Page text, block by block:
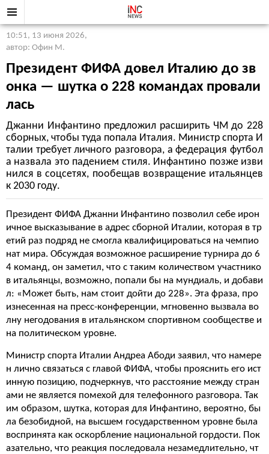
10:51, 13 июня 2026,
автор: Офин М.
Президент ФИФА довел Италию до зв
онка — шутка о 228 командах провали
лась
Джанни Инфантино предложил расширить ЧМ до 228
сборных, чтобы туда попала Италия. Министр спорта И
талии требует личного разговора, а федерация футбол
а назвала это падением стиля. Инфантино позже изви
нился в соцсетях, пообещав возвращение итальянцев
к 2030 году.
Президент ФИФА Джанни Инфантино позволил себе ирон
ичное высказывание в адрес сборной Италии, которая в тр
етий раз подряд не смогла квалифицироваться на чемпио
нат мира. Обсуждая возможное расширение турнира до 6
4 команд, он заметил, что с таким количеством участнико
в итальянцы, возможно, попали бы на мундиаль, и добави
л: «Может быть, нам стоит дойти до 228». Эта фраза, про
изнесенная на пресс-конференции, мгновенно вызвала во
лну негодования в итальянском спортивном сообществе и
на политическом уровне.
Министр спорта Италии Андреа Абоди заявил, что намере
н лично связаться с главой ФИФА, чтобы прояснить его ист
инную позицию, подчеркнув, что расстояние между стран
ами не является помехой для телефонного разговора. Так
им образом, шутка, которая для Инфантино, вероятно, бы
ла безобидной, на высшем государственном уровне была
воспринята как оскорбление национальной гордости. Пок
азательно, что реакция последовала незамедлительно, чт